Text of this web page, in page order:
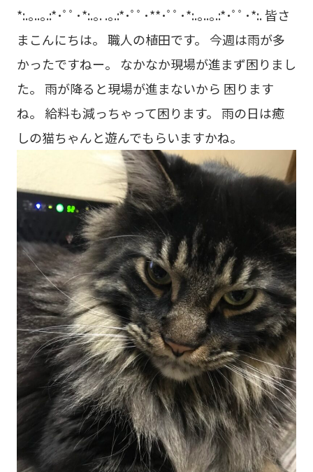
*:.｡..｡.:*･ﾟﾟ･*:.｡. .｡.:*･ﾟﾟ･**･ﾟﾟ･*:.｡..｡.:*･ﾟﾟ･*:. 皆さ
まこんにちは。 職人の植田です。 今週は雨が多
かったですねー。 なかなか現場が進まず困りまし
た。 雨が降ると現場が進まないから 困ります
ね。 給料も減っちゃって困ります。 雨の日は癒
しの猫ちゃんと遊んでもらいますかね。